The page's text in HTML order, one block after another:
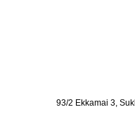
93/2 Ekkamai 3,